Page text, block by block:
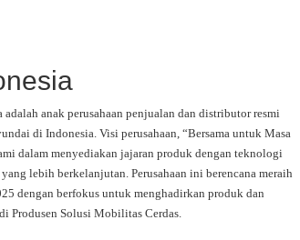
anak perusahaan penjualan dan distributor resmi
di Indonesia. Visi perusahaan, “Bersama untuk Masa
dalam menyediakan jajaran produk dengan teknologi
lebih berkelanjutan. Perusahaan ini berencana meraih
dengan berfokus untuk menghadirkan produk dan
Produsen Solusi Mobilitas Cerdas.